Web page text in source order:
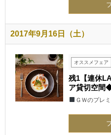
2017年9月16日（土）
オススメフェア
残1【連休
ア貸切空間
ＧＷのプレ